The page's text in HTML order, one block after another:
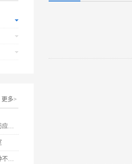
更多>
宝鸡被困老人突然火区消防应急救援
如何北京市消防维护说四种不要做伤害